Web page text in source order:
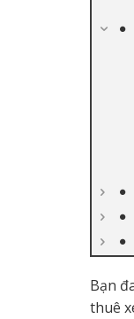
Bạn
thuê